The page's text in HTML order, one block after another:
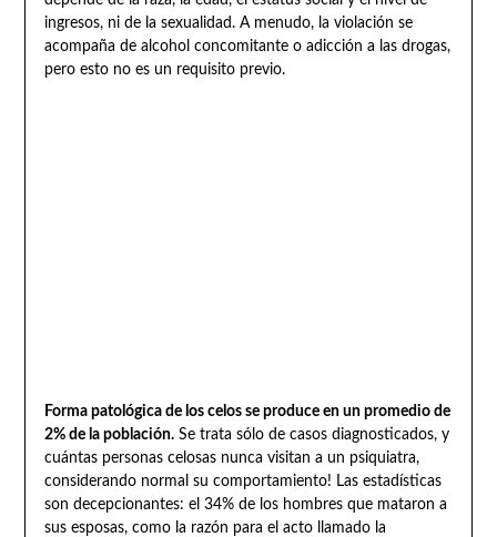
ingresos, ni de la sexualidad. A menudo, la violación se
acompaña de alcohol concomitante o adicción a las drogas,
pero esto no es un requisito previo.
Forma patológica de los celos se produce en un promedio de
2% de la población.Se trata sólo de casos diagnosticados, y
cuántas personas celosas nunca visitan a un psiquiatra,
considerando normal su comportamiento! Las estadísticas
son decepcionantes: el 34% de los hombres que mataron a
sus esposas, como la razón para el acto llamado la